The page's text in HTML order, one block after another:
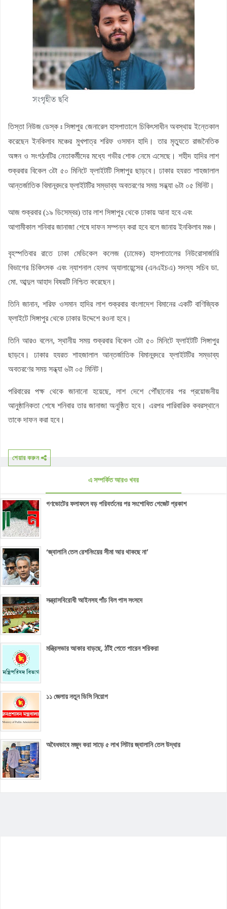
নীলফামারীতে জুলাই অভ্যুত্থানের ২য় বর্ষপূর্তি উপলক্ষে গন সমাবেশ ও মিছিল
অনুষ্ঠিত
রাস্তার সংস্কার কাজ উদ্বোধনের নামফলক উধাও
জলঢাকায় রিপোর্টার্স ইউনিটির অফিস উদ্বোধন
‘ফ্যামিলি কার্ডের নিয়োগ পরীক্ষায় একজন জামায়াতের প্রার্থী থাকলেও হাত-পা
ভেঙে দেওয়া হবে
এসএসসির ফল প্রকাশ : ৩১২ প্রতিষ্ঠানে কেউ পাস করেনি
জলঢাকায় নিষিদ্ধ স্কাফ সিরাপসহ তিনজন গ্রেফতার
তিস্তা নিউজ ডেস্ক ঃসিঙ্গাপুর জেনারেল হাসপাতালে চিকিৎসাধীন অবস্থায় ইন্তেকাল
করেছেন ইনকিলাব মঞ্চের মুখপাত্র শরিফ ওসমান হাদি। তার মৃত্যুতে রাজনৈতিক
অঙ্গন ও সংগঠনটির নেতাকর্মীদের মধ্যে গভীর শোক নেমে এসেছে। শহীদ হাদির লাশ
শুক্রবার বিকেল ৩টা ৫০ মিনিটে ফ্লাইটটি সিঙ্গাপুর ছাড়বে। ঢাকার হযরত শাহজালাল
আন্তর্জাতিক বিমানবন্দরে ফ্লাইটটির সম্ভাব্য অবতরণের সময় সন্ধ্যা ৬টা ০৫ মিনিট।
আজ শুক্রবার (১৯ ডিসেম্বর) তার লাশ সিঙ্গাপুর থেকে ঢাকায় আনা হবে এবং
আগামীকাল শনিবার জানাজা শেষে দাফন সম্পন্ন করা হবে বলে জানায় ইনকিলাব মঞ্চ।
বৃহস্পতিবার রাতে ঢাকা মেডিকেল কলেজ (ঢামেক) হাসপাতালের নিউরোসার্জারি
বিভাগের চিকিৎসক এবং ন্যাশনাল হেলথ অ্যালায়েন্সের (এনএইচএ) সদস্য সচিব ডা.
মো. আব্দুল আহাদ বিষয়টি নিশ্চিত করেছেন।
তিনি জানান, শরিফ ওসমান হাদির লাশ শুক্রবার বাংলাদেশ বিমানের একটি বাণিজ্যিক
ফ্লাইটে সিঙ্গাপুর থেকে ঢাকার উদ্দেশে রওনা হবে।
তিনি আরও বলেন, স্থানীয় সময় শুক্রবার বিকেল ৩টা ৫০ মিনিটে ফ্লাইটটি সিঙ্গাপুর
ছাড়বে। ঢাকার হযরত শাহজালাল আন্তর্জাতিক বিমানবন্দরে ফ্লাইটটির সম্ভাব্য
অবতরণের সময় সন্ধ্যা ৬টা ০৫ মিনিট।
পরিবারের পক্ষ থেকে জানানো হয়েছে, লাশ দেশে পৌঁছানোর পর প্রয়োজনীয়
আনুষ্ঠানিকতা শেষে শনিবার তার জানাজা অনুষ্ঠিত হবে। এরপর পারিবারিক কবরস্থানে
তাকে দাফন করা হবে।
শেয়ার করুন
এ সম্পর্কিত আরও খবর
গণভোটের ফলাফলে বড় পরিবর্তনের পর সংশোধিত গেজেট প্রকাশ
‘জ্বালানি তেল রেশনিংয়ের সীমা আর থাকছে না’
সন্ত্রাসবিরোধী আইনসহ পাঁচ বিল পাস সংসদে
মন্ত্রিসভার আকার বাড়ছে, ঠাঁই পেতে পারেন শরিকরা
১১ জেলায় নতুন ডিসি নিয়োগ
অবৈধভাবে মজুদ করা সাড়ে ৫ লাখ লিটার জ্বালানি তেল উদ্ধার